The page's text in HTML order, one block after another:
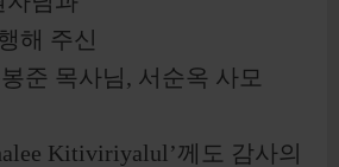
해 주신
준 목사님, 서순옥 사모
Kitiviriyalul’께도 감사의